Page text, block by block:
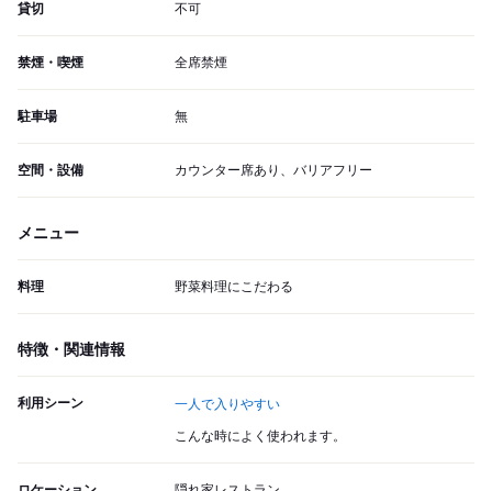
貸切 不可
禁煙・喫煙 全席禁煙
駐車場 無
空間・設備 カウンター席あり、バリアフリー
メニュー
料理 野菜料理にこだわる
特徴・関連情報
利用シーン 一人で入りやすい
こんな時によく使われます。